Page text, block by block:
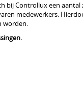
bij Controllux een
medewerkers.
worden.